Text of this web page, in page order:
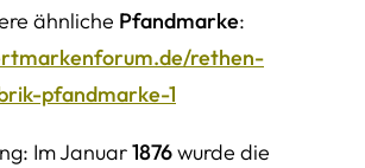
ähnliche Pfandmarke:
rethen-
pfandmarke-1
Im Januar1876wurde die